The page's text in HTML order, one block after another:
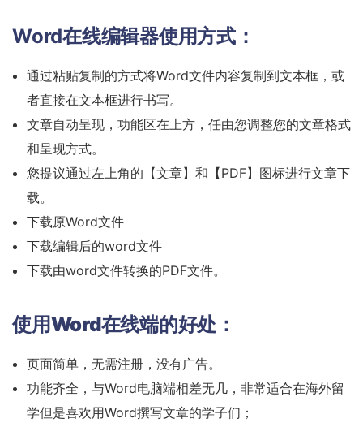
Word在线编辑器使用方式：
通过粘贴复制的方式将Word文件内容复制到文本框，或
者直接在文本框进行书写。
文章自动呈现，功能区在上方，任由您调整您的文章格式
和呈现方式。
您提议通过左上角的【文章】和【PDF】图标进行文章下
载。
下载原Word文件
下载编辑后的word文件
下载由word文件转换的PDF文件。
使用Word在线端的好处：
页面简单，无需注册，没有广告。
功能齐全，与Word电脑端相差无几，非常适合在海外留
学但是喜欢用Word撰写文章的学子们；